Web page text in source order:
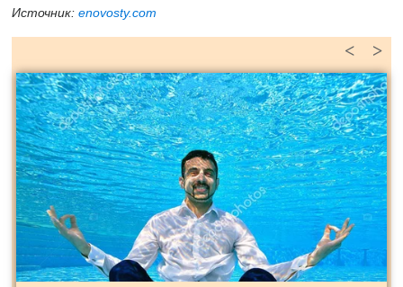
Источник: enovosty.com
>
<